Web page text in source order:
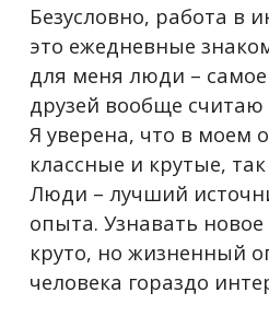
Безусловно, работа в
это ежедневные
для меня люди – самое
друзей вообще
Я уверена, что в моем
классные и крутые,
Люди – лучший
опыта. Узнавать
круто, но жизненный
человека гораздо